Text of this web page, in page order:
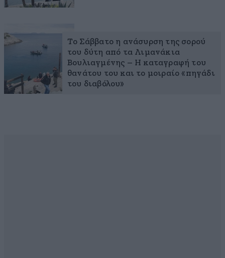
Το Σάββατο η ανάσυρση της σορού
του δύτη από τα Λιμανάκια
Βουλιαγμένης – Η καταγραφή του
θανάτου του και το μοιραίο «πηγάδι
του διαβόλου»